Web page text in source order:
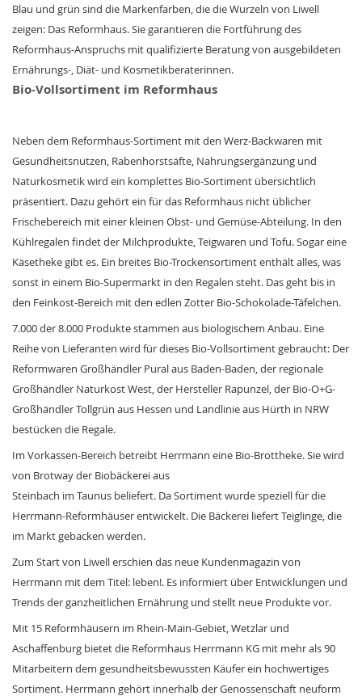
Blau und grün sind die Markenfarben, die die Wurzeln von Liwell
zeigen: Das Reformhaus. Sie garantieren die Fortführung des
Reformhaus-Anspruchs mit qualifizierte Beratung von ausgebildeten
Ernährungs-, Diät- und Kosmetikberaterinnen.
Bio-Vollsortiment im Reformhaus
Neben dem Reformhaus-Sortiment mit den Werz-Backwaren mit
Gesundheitsnutzen, Rabenhorstsäfte, Nahrungsergänzung und
Naturkosmetik wird ein komplettes Bio-Sortiment übersichtlich
präsentiert. Dazu gehört ein für das Reformhaus nicht üblicher
Frischebereich mit einer kleinen Obst- und Gemüse-Abteilung. In den
Kühlregalen findet der Milchprodukte, Teigwaren und Tofu. Sogar eine
Käsetheke gibt es. Ein breites Bio-Trockensortiment enthält alles, was
sonst in einem Bio-Supermarkt in den Regalen steht. Das geht bis in
den Feinkost-Bereich mit den edlen Zotter Bio-Schokolade-Täfelchen.
7.000 der 8.000 Produkte stammen aus biologischem Anbau. Eine
Reihe von Lieferanten wird für dieses Bio-Vollsortiment gebraucht: Der
Reformwaren Großhändler Pural aus Baden-Baden, der regionale
Großhändler Naturkost West, der Hersteller Rapunzel, der Bio-O+G-
Großhändler Tollgrün aus Hessen und Landlinie aus Hürth in NRW
bestücken die Regale.
Im Vorkassen-Bereich betreibt Herrmann eine Bio-Brottheke. Sie wird
von Brotway der Biobäckerei aus
Steinbach im Taunus beliefert. Da Sortiment wurde speziell für die
Herrmann-Reformhäuser entwickelt. Die Bäckerei liefert Teiglinge, die
im Markt gebacken werden.
Zum Start von Liwell erschien das neue Kundenmagazin von
Herrmann mit dem Titel: leben!. Es informiert über Entwicklungen und
Trends der ganzheitlichen Ernährung und stellt neue Produkte vor.
Mit 15 Reformhäusern im Rhein-Main-Gebiet, Wetzlar und
Aschaffenburg bietet die Reformhaus Herrmann KG mit mehr als 90
Mitarbeitern dem gesundheitsbewussten Käufer ein hochwertiges
Sortiment. Herrmann gehört innerhalb der Genossenschaft neuform